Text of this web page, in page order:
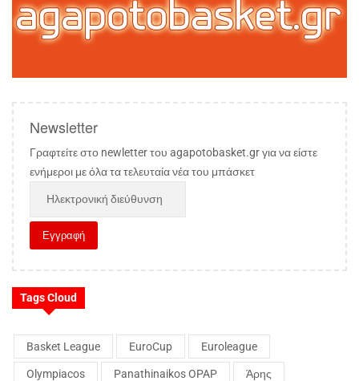
Newsletter
Γραφτείτε στο newletter του agapotobasket.gr για να είστε
ενήμεροι με όλα τα τελευταία νέα του μπάσκετ
Tags Cloud
Basket League EuroCup Euroleague
Olympiacos Panathinaikos OPAP Άρης